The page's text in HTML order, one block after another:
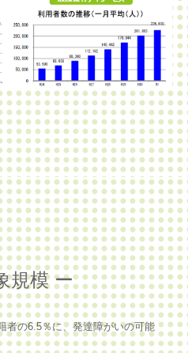
規模 ー
の6.5％に、発達障がいの可能